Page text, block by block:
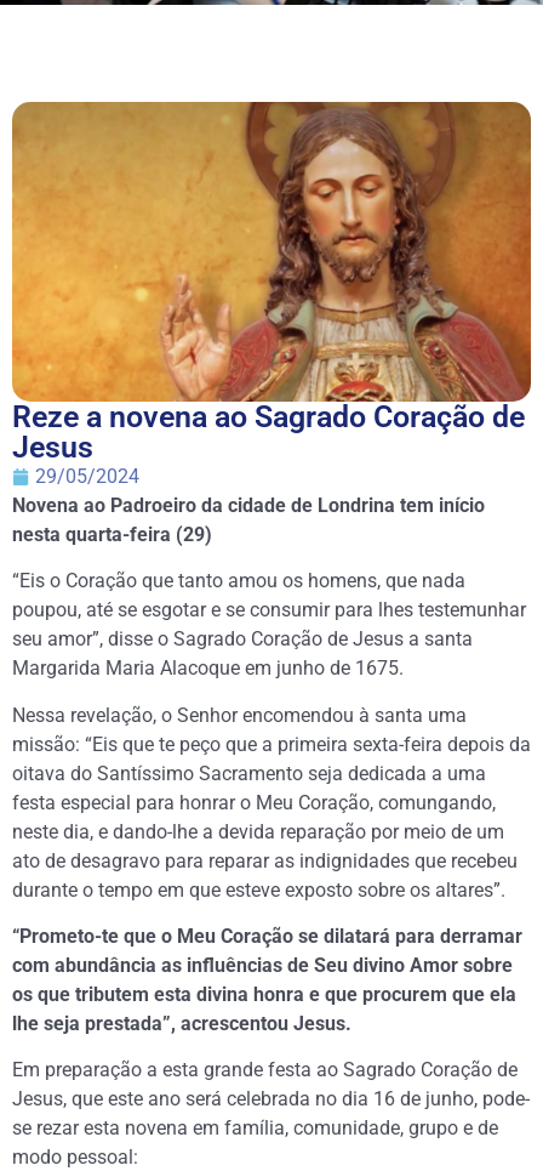
Reze a novena ao Sagrado Coração de
Jesus
29/05/2024
Novena ao Padroeiro da cidade de Londrina tem início
nesta quarta-feira (29)
“Eis o Coração que tanto amou os homens, que nada
poupou, até se esgotar e se consumir para lhes testemunhar
seu amor”, disse o Sagrado Coração de Jesus a santa
Margarida Maria Alacoque em junho de 1675.
Nessa revelação, o Senhor encomendou à santa uma
missão: “Eis que te peço que a primeira sexta-feira depois da
oitava do Santíssimo Sacramento seja dedicada a uma
festa especial para honrar o Meu Coração, comungando,
neste dia, e dando-lhe a devida reparação por meio de um
ato de desagravo para reparar as indignidades que recebeu
durante o tempo em que esteve exposto sobre os altares”.
“Prometo-te que o Meu Coração se dilatará para derramar
com abundância as influências de Seu divino Amor sobre
os que tributem esta divina honra e que procurem que ela
lhe seja prestada”, acrescentou Jesus.
Em preparação a esta grande festa ao Sagrado Coração de
Jesus, que este ano será celebrada no dia 16 de junho, pode-
se rezar esta novena em família, comunidade, grupo e de
modo pessoal: